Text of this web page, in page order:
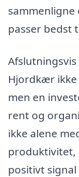
passer bedst
Hjordkær
men en
rent og
ikke alene
produktivitet,
positivt